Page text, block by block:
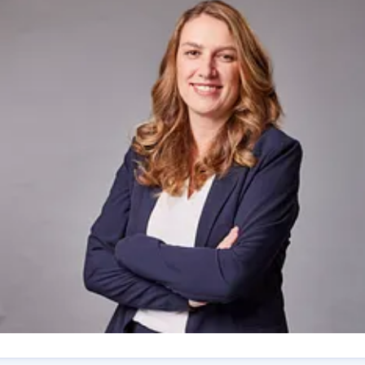
Beteiligungsgesellschaften rund 11.000 Beschäftigte
an etwa 250 Standorten. In Partnerschaften mit
Kommunen sind sie für mehr als 12 Millionen
Menschen tätig. Hinzu kommen maßgeschneiderte
Dienstleistungen für Privat- und Gewerbekunden,
Handels- und Industriebetriebe. In seinen drei
Geschäftsbereichen erwirtschaftete Veolia in
Deutschland 2023 einen Jahresumsatz von 2,8
Milliarden Euro.
Besuchen Sie uns auf www.veolia.de